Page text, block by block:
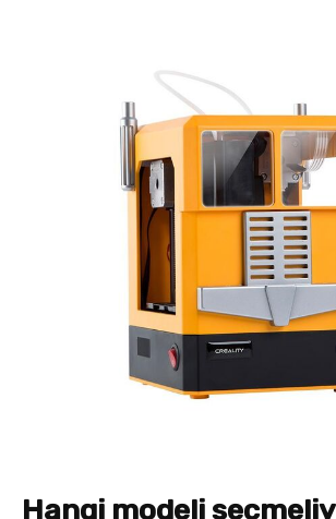
Hangi modeli